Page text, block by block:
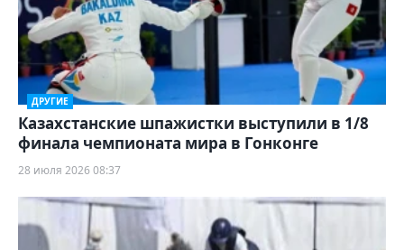
ДРУГИЕ
Казахстанские шпажистки выступили в 1/8
финала чемпионата мира в Гонконге
28 июля 2026 08:37